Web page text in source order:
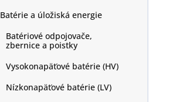
Batérie a úložiská energie
Batériové odpojovače,
zbernice a poistky
Vysokonapäťové batérie (HV)
Nízkonapäťové batérie (LV)